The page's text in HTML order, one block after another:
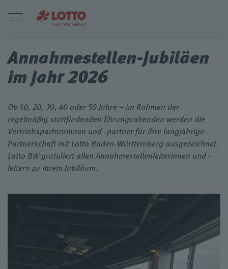
Annahmestellen-Jubiläen
im Jahr 2026
Ob 10, 20, 30, 40 oder 50 Jahre – im Rahmen der
regelmäßig stattfindenden Ehrungsabenden werden die
Vertriebspartnerinnen und -partner für ihre langjährige
Partnerschaft mit Lotto Baden-Württemberg ausgezeichnet.
Lotto BW gratuliert allen Annahmestellenleiterinnen und -
leitern zu ihrem Jubiläum.